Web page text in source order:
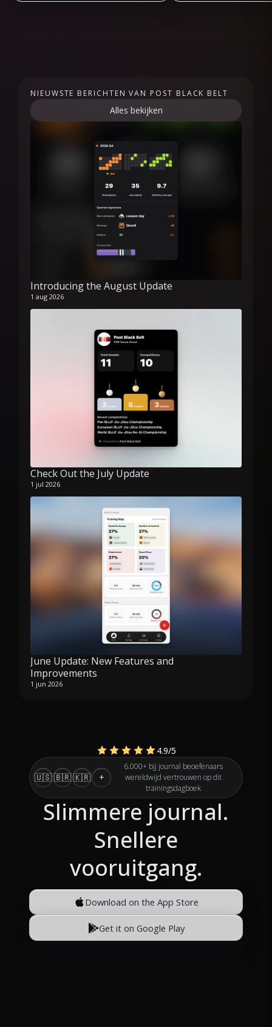
NIEUWSTE BERICHTEN VAN POST BLACK BELT
Alles bekijken
Introducing the August Update
1 aug 2026
Check Out the July Update
1 jul 2026
June Update: New Features and
Improvements
1 jun 2026
4.9/5
🇺🇸 🇧🇷 🇰🇷 +
6.000+ bjj journal beoefenaars
wereldwijd vertrouwen op dit
trainingsdagboek
Slimmere journal.
Snellere
vooruitgang.
Download on the App Store
Get it on Google Play